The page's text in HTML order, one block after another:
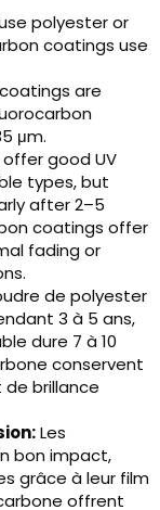
polyester or
coatings use
are
μm.
good UV
types,but
after 2–5
coatings offer
fading or
.
de polyester
3 à 5 ans,
dure 7 à 10
conservent
brillance
Les
bon impact,
grâce à leur film
offrent